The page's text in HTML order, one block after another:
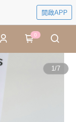
開啟APP
0
1/7